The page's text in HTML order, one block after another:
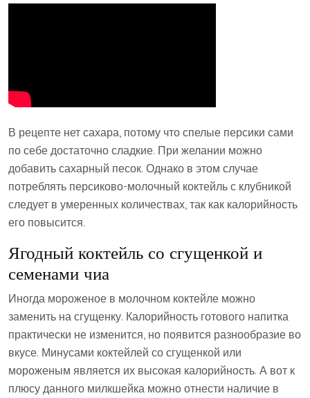
В рецепте нет сахара, потому что спелые персики сами
по себе достаточно сладкие. При желании можно
добавить сахарный песок. Однако в этом случае
потреблять персиково-молочный коктейль с клубникой
следует в умеренных количествах, так как калорийность
его повысится.
Ягодный коктейль со сгущенкой и
семенами чиа
Иногда мороженое в молочном коктейле можно
заменить на сгущенку. Калорийность готового напитка
практически не изменится, но появится разнообразие во
вкусе. Минусами коктейлей со сгущенкой или
мороженым является их высокая калорийность. А вот к
плюсу данного милкшейка можно отнести наличие в